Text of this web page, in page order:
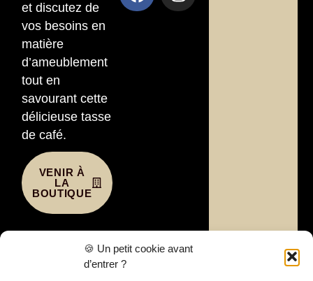
🍪 Un petit cookie avant
d’entrer ?
et discutez de
vos besoins en
matière
d’ameublement
tout en
savourant cette
délicieuse tasse
de café.
VENIR À
LA
BOUTIQUE
Liens
utiles